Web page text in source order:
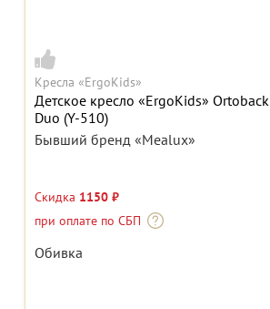
Кресла «ErgoKids»
Детское кресло «ErgoKids» Ortoback
Duo (Y-510)
Бывший бренд «Mealux»
Скидка 1150 ₽
при оплате по СБП
Обивка